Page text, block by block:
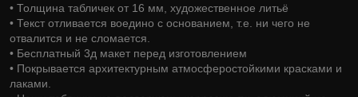
• Толщина табличек от 16 мм, художественное литьё
• Текст отливается воедино с основанием, т.е. ни чего не
отвалится и не сломается.
• Бесплатный 3д макет перед изготовлением
• Покрывается архитектурным атмосферостойкими красками и
лаками.